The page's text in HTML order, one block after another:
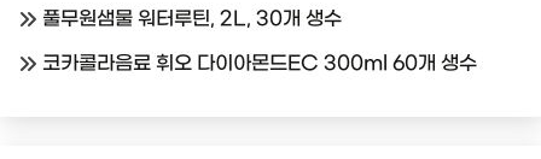
풀무원샘물 워터루틴, 2L, 30개 생수
코카콜라음료 휘오 다이아몬드EC 300ml 60개 생수